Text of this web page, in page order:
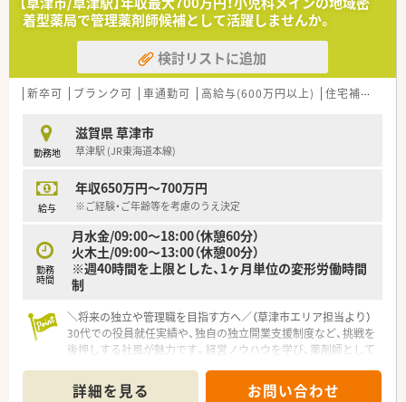
す。
■学会参加や自己研修に対する会社のバックアップ体制がある
ため、金銭的な負担を抑えながら最新の医療知識を習得可能で
■手厚い福利厚生や柔軟な勤務体制が整備されており、将来的な
ライフイベントを見据えて安心して長く働き続けることができ
着型薬局で管理薬剤師候補として活躍しませんか。
検討リストに追加
新卒可 ブランク可 車通勤可 高給与(600万円以上) 住宅補助(手当)あり
勤務地
滋賀県 草津市
草津駅 (JR東海道本線)
給与
年収650万円～700万円
※ご経験・ご年齢等を考慮のうえ決定
勤務
時間
月水金/09:00〜18:00（休憩60分）
火木土/09:00～13:00（休憩00分）
※週40時間を上限とした、1ヶ月単位の変形労働時間
制
＼将来の独立や管理職を目指す方へ／（草津市エリア担当より）
30代での役員就任実績や、独自の独立開業支援制度など、挑戦を
後押しする社風が魅力です。経営ノウハウを学び、薬剤師として
＊------------------------------------------＊
詳細を見る お問い合わせ